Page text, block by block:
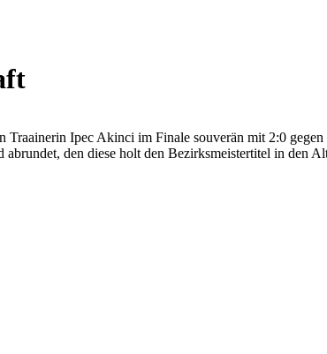
Ipec Akinci im Finale souverän mit 2:0
den diese holt den Bezirksmeistertitel in den